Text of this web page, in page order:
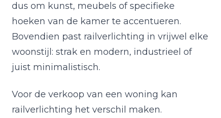
dus om kunst, meubels of specifieke
hoeken van de kamer te accentueren.
Bovendien past railverlichting in vrijwel elke
woonstijl: strak en modern, industrieel of
juist minimalistisch.
Voor de verkoop van een woning kan
railverlichting het verschil maken.